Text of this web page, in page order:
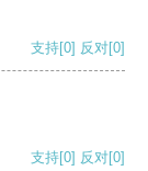
支持[0] 反对[0]
支持[0] 反对[0]